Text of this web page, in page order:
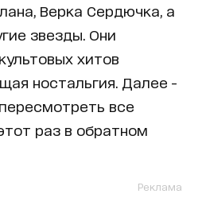
Верка Сердючка, а
звезды. Они
хитов
ностальгия. Далее -
все
раз в обратном
Реклама